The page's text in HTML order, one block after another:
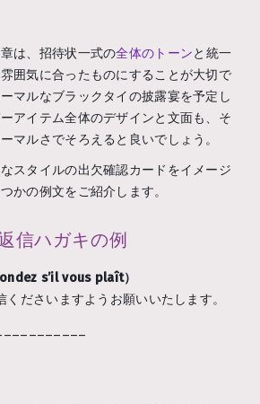
は、招待状一式の全体のトーンと統一
囲気に合ったものにすることが大切で
マルなブラックタイの披露宴を予定し
アイテム全体のデザインと文面も、そ
マルさでそろえると良いでしょう。
スタイルの出欠確認カードをイメージ
かの例文をご紹介します。
信ハガキの例
s’il vous plaît）
くださいますようお願いいたします。